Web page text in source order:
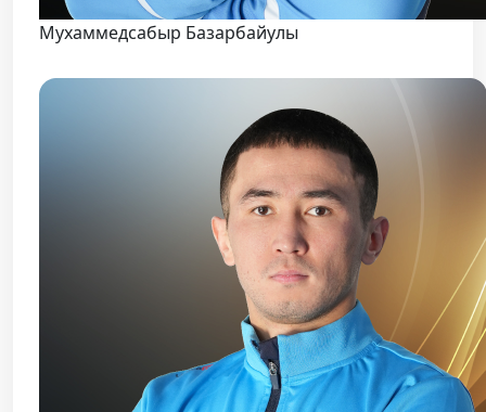
Мухаммедсабыр Базарбайулы